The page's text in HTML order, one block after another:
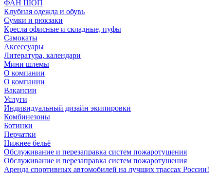
ФАН ШОП
Клубная одежда и обувь
Сумки и рюкзаки
Кресла офисные и складные, пуфы
Самокаты
Аксессуары
Литература, календари
Мини шлемы
О компании
О компании
Вакансии
Услуги
Индивидуальный дизайн экипировки
Комбинезоны
Ботинки
Перчатки
Нижнее бельё
Обслуживание и перезаправка систем пожаротушения
Обслуживание и перезаправка систем пожаротушения
Аренда спортивных автомобилей на лучших трассах России!